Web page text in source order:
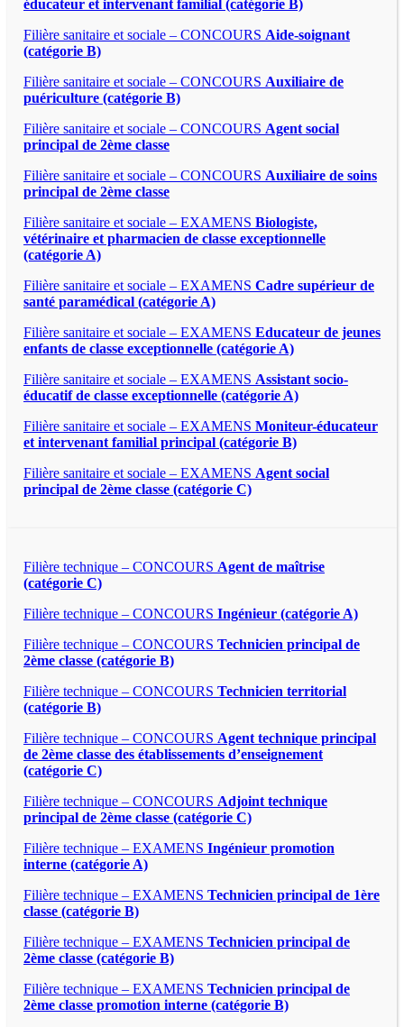
éducateur et intervenant familial (catégorie B)
Filière sanitaire et sociale – CONCOURS Aide-soignant
(catégorie B)
Filière sanitaire et sociale – CONCOURS Auxiliaire de
puériculture (catégorie B)
Filière sanitaire et sociale – CONCOURS Agent social
principal de 2ème classe
Filière sanitaire et sociale – CONCOURS Auxiliaire de soins
principal de 2ème classe
Filière sanitaire et sociale – EXAMENS Biologiste,
vétérinaire et pharmacien de classe exceptionnelle
(catégorie A)
Filière sanitaire et sociale – EXAMENS Cadre supérieur de
santé paramédical (catégorie A)
Filière sanitaire et sociale – EXAMENS Educateur de jeunes
enfants de classe exceptionnelle (catégorie A)
Filière sanitaire et sociale – EXAMENS Assistant socio-
éducatif de classe exceptionnelle (catégorie A)
Filière sanitaire et sociale – EXAMENS Moniteur-éducateur
et intervenant familial principal (catégorie B)
Filière sanitaire et sociale – EXAMENS Agent social
principal de 2ème classe (catégorie C)
Filière technique – CONCOURS Agent de maîtrise
(catégorie C)
Filière technique – CONCOURS Ingénieur (catégorie A)
Filière technique – CONCOURS Technicien principal de
2ème classe (catégorie B)
Filière technique – CONCOURS Technicien territorial
(catégorie B)
Filière technique – CONCOURS Agent technique principal
de 2ème classe des établissements d’enseignement
(catégorie C)
Filière technique – CONCOURS Adjoint technique
principal de 2ème classe (catégorie C)
Filière technique – EXAMENS Ingénieur promotion
interne (catégorie A)
Filière technique – EXAMENS Technicien principal de 1ère
classe (catégorie B)
Filière technique – EXAMENS Technicien principal de
2ème classe (catégorie B)
Filière technique – EXAMENS Technicien principal de
2ème classe promotion interne (catégorie B)